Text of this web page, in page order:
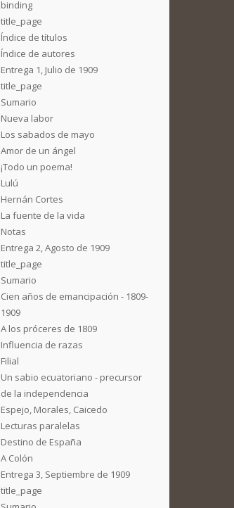
binding
title_page
Índice de títulos
Índice de autores
Entrega 1, Julio de 1909
title_page
Sumario
Nueva labor
Los sabados de mayo
Amor de un ángel
¡Todo un poema!
Lulú
Hernán Cortes
La fuente de la vida
Notas
Entrega 2, Agosto de 1909
title_page
Sumario
Cien años de emancipación - 1809-
1909
A los próceres de 1809
Influencia de razas
Filial
Un sabio ecuatoriano - precursor
de la independencia
Espejo, Morales, Caicedo
Lecturas paralelas
Destino de España
A Colón
Entrega 3, Septiembre de 1909
title_page